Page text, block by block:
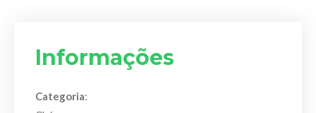
Informações
Categoria: